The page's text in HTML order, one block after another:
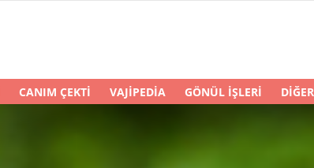
CANIM ÇEKTI VAJIPEDIA GÖNÜL İŞLERI DIĞER